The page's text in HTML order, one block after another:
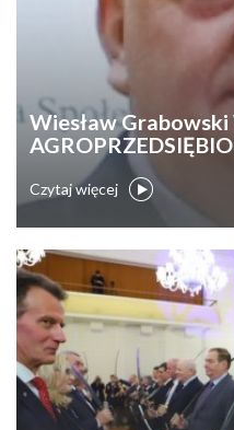
Wiesław
Czytaj więcej